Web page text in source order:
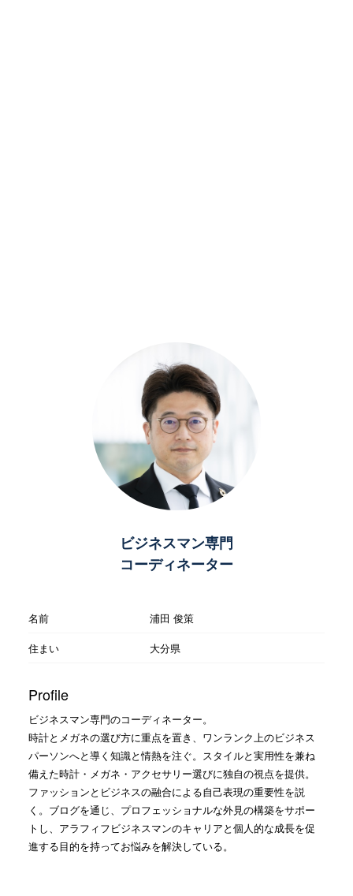
ビジネスマン専門
コーディネーター
名前
浦田 俊策
住まい
大分県
Profile
ビジネスマン専門のコーディネーター。
時計とメガネの選び方に重点を置き、ワンランク上のビジネス
パーソンへと導く知識と情熱を注ぐ。スタイルと実用性を兼ね
備えた時計・メガネ・アクセサリー選びに独自の視点を提供。
ファッションとビジネスの融合による自己表現の重要性を説
く。ブログを通じ、プロフェッショナルな外見の構築をサポー
トし、アラフィフビジネスマンのキャリアと個人的な成長を促
進する目的を持ってお悩みを解決している。